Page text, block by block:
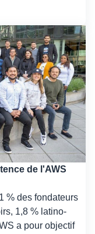
de l'AWS
% des fondateurs
1,8 % latino-
a pour objectif